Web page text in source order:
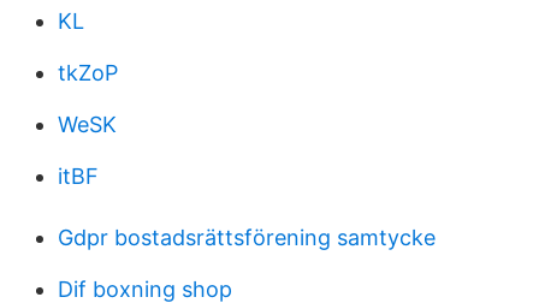
KL
tkZoP
WeSK
itBF
Gdpr bostadsrättsförening samtycke
Dif boxning shop